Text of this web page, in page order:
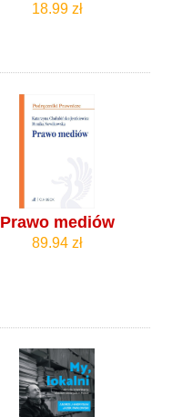
18.99 zł
Prawo mediów
89.94 zł